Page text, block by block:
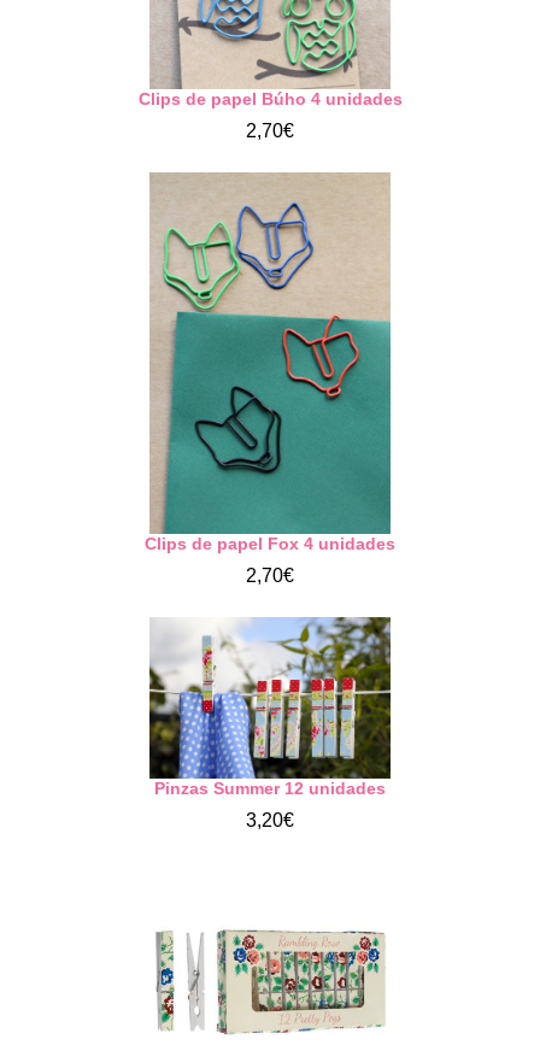
Clips de papel Búho 4 unidades
2,70€
Clips de papel Fox 4 unidades
2,70€
Pinzas Summer 12 unidades
3,20€